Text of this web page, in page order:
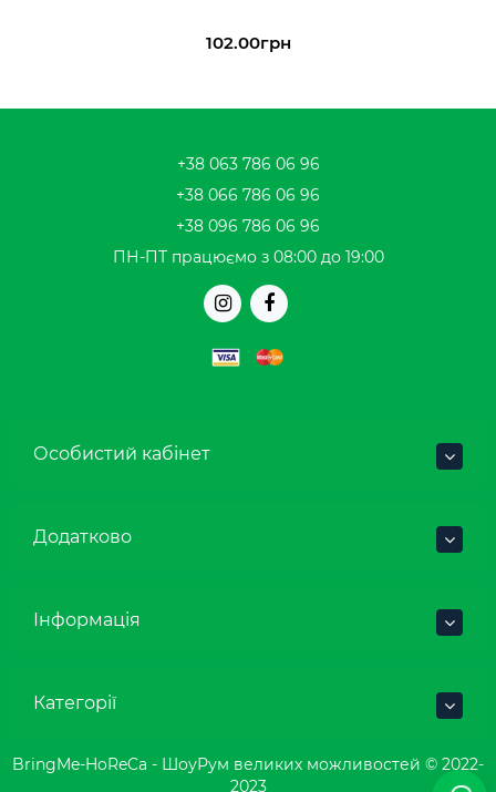
102.00грн
+38 063 786 06 96
+38 066 786 06 96
+38 096 786 06 96
ПН-ПТ працюємо з 08:00 до 19:00
Особистий кабінет
Додатково
Інформація
Категорії
BringMe-HoReCa - ШоуРум великих можливостей © 2022-
2023